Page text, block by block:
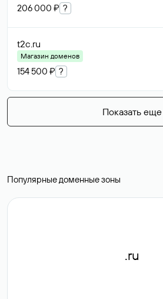
206 000 ₽ ?
t2c.ru
Магазин доменов
154 500 ₽ ?
Показать еще
Популярные доменные зоны
.ru